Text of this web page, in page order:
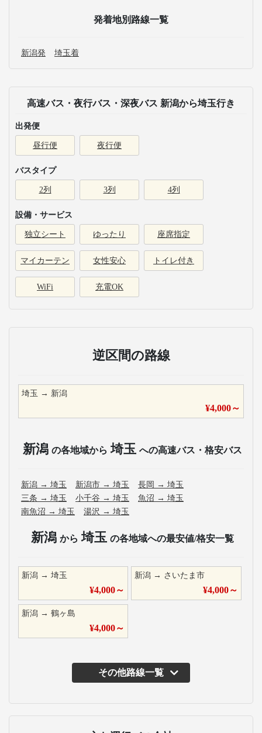
発着地別路線一覧
新潟発 埼玉着
高速バス・夜行バス・深夜バス 新潟から埼玉行き
出発便
昼行便 夜行便
バスタイプ
2列 3列 4列
設備・サービス
独立シート ゆったり 座席指定
マイカーテン 女性安心 トイレ付き
WiFi 充電OK
逆区間の路線
埼玉 → 新潟
¥4,000～
新潟 の各地域から 埼玉 への高速バス・格安バス
新潟 → 埼玉 新潟市 → 埼玉 長岡 → 埼玉
三条 → 埼玉 小千谷 → 埼玉 魚沼 → 埼玉
南魚沼 → 埼玉 湯沢 → 埼玉
新潟 から 埼玉 の各地域への最安値/格安一覧
新潟 → 埼玉
¥4,000～
新潟 → さいたま市
¥4,000～
新潟 → 鶴ヶ島
¥4,000～
その他路線一覧